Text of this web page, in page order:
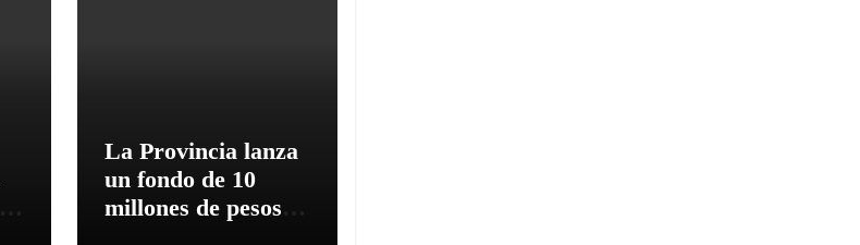
La Provincia lanza
un fondo de 10
millones de pesos